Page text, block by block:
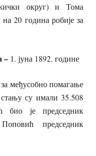
округ) и Тома
20 година робије за
– 1. јуна 1892. године
међусобно помагање
су имали 35.508
био је председник
председник